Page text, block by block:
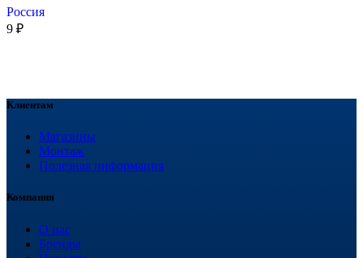
Россия
9 ₽
Клиентам
Магазины
Монтаж
Полезная информация
Компания
О нас
Бренды